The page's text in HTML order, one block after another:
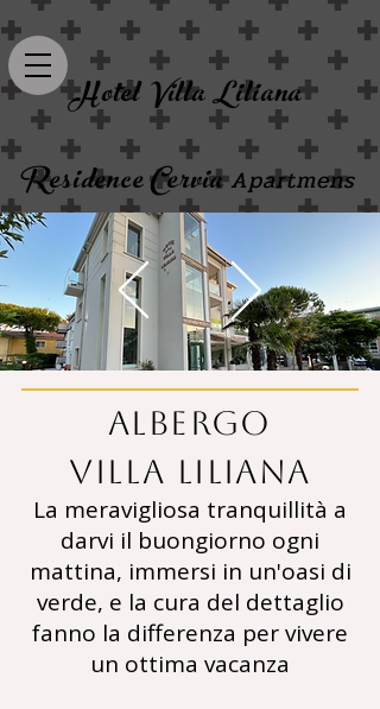
Hotel Villa Liliana
Residence CerviaApartmens
Albergo
Villa Liliana
La meravigliosa tranquillità a
darvi il buongiorno ogni
mattina, immersi in un'oasi di
verde, e la cura del dettaglio
fanno la differenza per vivere
un ottima vacanza